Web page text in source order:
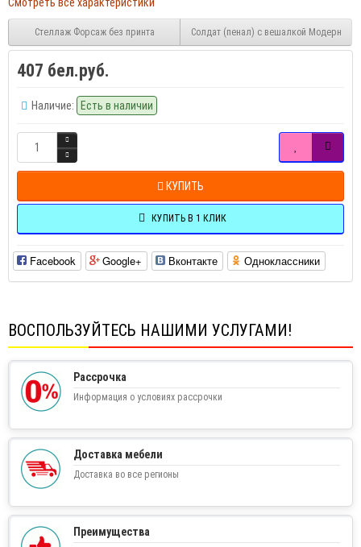
Смотреть все характеристики
Стеллаж Форсаж без принта Солдат (пенал) с вешалкой Модерн
407 бел.руб.
Наличие: Есть в наличии
КУПИТЬ
КУПИТЬ В 1 КЛИК
Facebook Google+ Вконтакте Одноклассники
ВОСПОЛЬЗУЙТЕСЬ НАШИМИ УСЛУГАМИ!
Рассрочка
Информация о условиях рассрочки
Доставка мебели
Доставка во все регионы
Преимущества